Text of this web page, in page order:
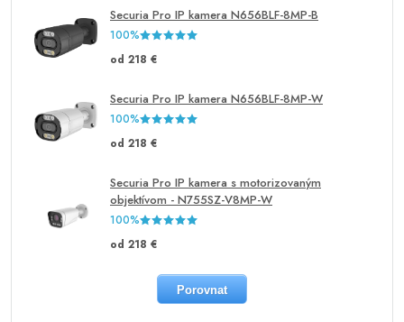
Securia Pro IP kamera N656BLF-8MP-B
100%
od 218 €
Securia Pro IP kamera N656BLF-8MP-W
100%
od 218 €
Securia Pro IP kamera s motorizovaným
objektívom - N755SZ-V8MP-W
100%
od 218 €
Porovnat